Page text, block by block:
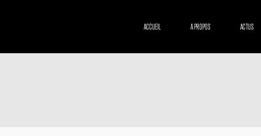
ACCUEIL A PROPOS ACTUS